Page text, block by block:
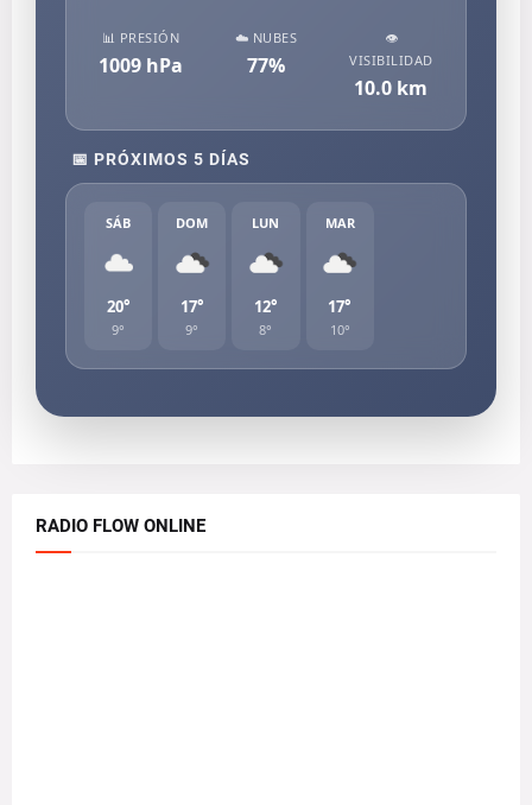
📊 PRESIÓN
1009 hPa
☁️ NUBES
77%
👁️
VISIBILIDAD
10.0 km
📅 PRÓXIMOS 5 DÍAS
SÁB
20°
9°
DOM
17°
9°
LUN
12°
8°
MAR
17°
10°
RADIO FLOW ONLINE